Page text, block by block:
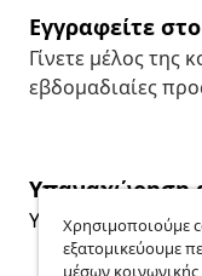
Εγγραφείτε
Γίνετε μέλος
εβδομαδιαίες
Υπαναχώρηση
Υποβάλετε
Χρησιμοποιούμε
εξατομικεύουμε
μέσων